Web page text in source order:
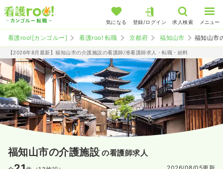
気になる 登録/ログイン 求人検索 メニュー
看護roo![カンゴルー] 看護roo! 転職 京都府 福知山市 福知山市
【2026年8月最新】福知山市の介護施設の看護師/准看護師求人・転職・給料
福知山市の介護施設 の看護師求人